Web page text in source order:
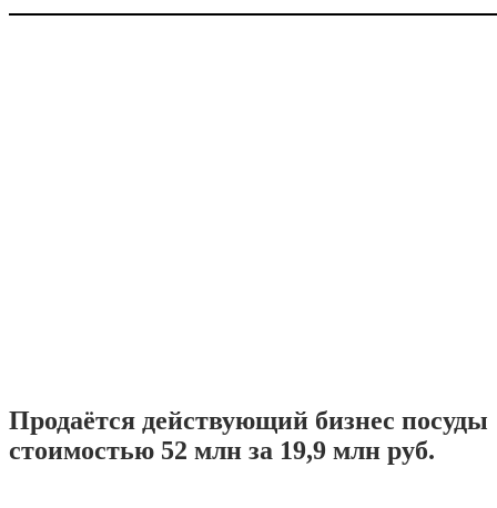
Продаётся действующий бизнес посуды
стоимостью 52 млн за 19,9 млн руб.